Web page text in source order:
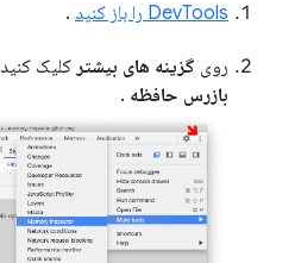
DevTools را باز کنید .
روی گزینه های بیشتر کلیک کنید
بازرس حافظه .